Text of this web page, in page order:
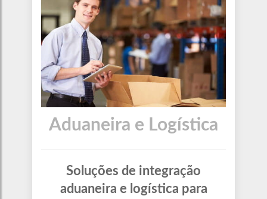
Aduaneira e Logística
Soluções de integração
aduaneira e logística para